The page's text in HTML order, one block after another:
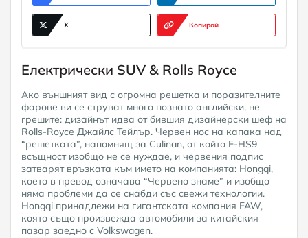
X Копирай
Електрически SUV & Rolls Royce
Ако външният вид с огромна решетка и поразителните
фарове ви се струват много познато английски, не
грешите: дизайнът идва от бившия дизайнерски шеф на
Rolls-Royce Джайлс Тейлър. Червен нос на капака над
“решетката”, напомнящ за Culinan, от който E-HS9
всъщност изобщо не се нуждае, и червения подпис
затварят връзката към името на компанията: Hongqi,
което в превод означава “Червено знаме” и изобщо
няма проблеми да се снабди със свежи технологии.
Hongqi принадлежи на гигантската компания FAW,
която също произвежда автомобили за китайския
пазар заедно с Volkswagen.